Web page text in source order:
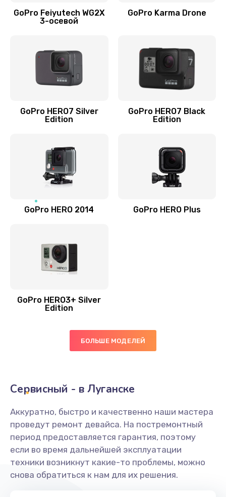
GoPro Feiyutech WG2X
3-осевой
GoPro Karma Drone
GoPro HERO7 Silver
Edition
GoPro HERO7 Black
Edition
GoPro HERO 2014 GoPro HERO Plus
GoPro HERO3+ Silver
Edition
БОЛЬШЕ МОДЕЛЕЙ
Сервисный - в Луганске
Аккуратно, быстро и качественно наши мастера
проведут ремонт девайса. На постремонтный
период предоставляется гарантия, поэтому
если во время дальнейшей эксплуатации
техники возникнут какие-то проблемы, можно
снова обратиться к нам для их решения.